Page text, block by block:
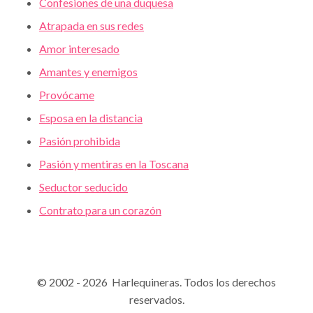
Atrapada en sus redes
Amor interesado
Amantes y enemigos
Provócame
Esposa en la distancia
Pasión prohibida
Pasión y mentiras en la Toscana
Seductor seducido
Contrato para un corazón
© 2002 - 2026 Harlequineras. Todos los derechos
reservados.